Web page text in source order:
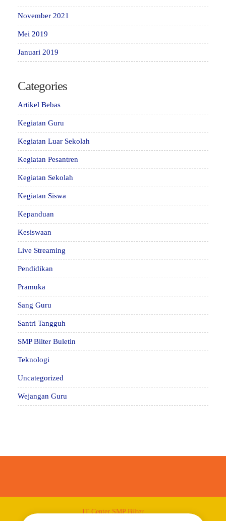
November 2021
Mei 2019
Januari 2019
Categories
Artikel Bebas
Kegiatan Guru
Kegiatan Luar Sekolah
Kegiatan Pesantren
Kegiatan Sekolah
Kegiatan Siswa
Kepanduan
Kesiswaan
Live Streaming
Pendidikan
Pramuka
Sang Guru
Santri Tangguh
SMP Bilter Buletin
Teknologi
Uncategorized
Wejangan Guru
IT Center SMP Bilter